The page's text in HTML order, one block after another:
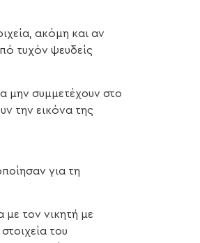
ακόμη και αν
τυχόν ψευδείς
μην συμμετέχουν στο
την εικόνα της
για τη
με τον νικητή με
του